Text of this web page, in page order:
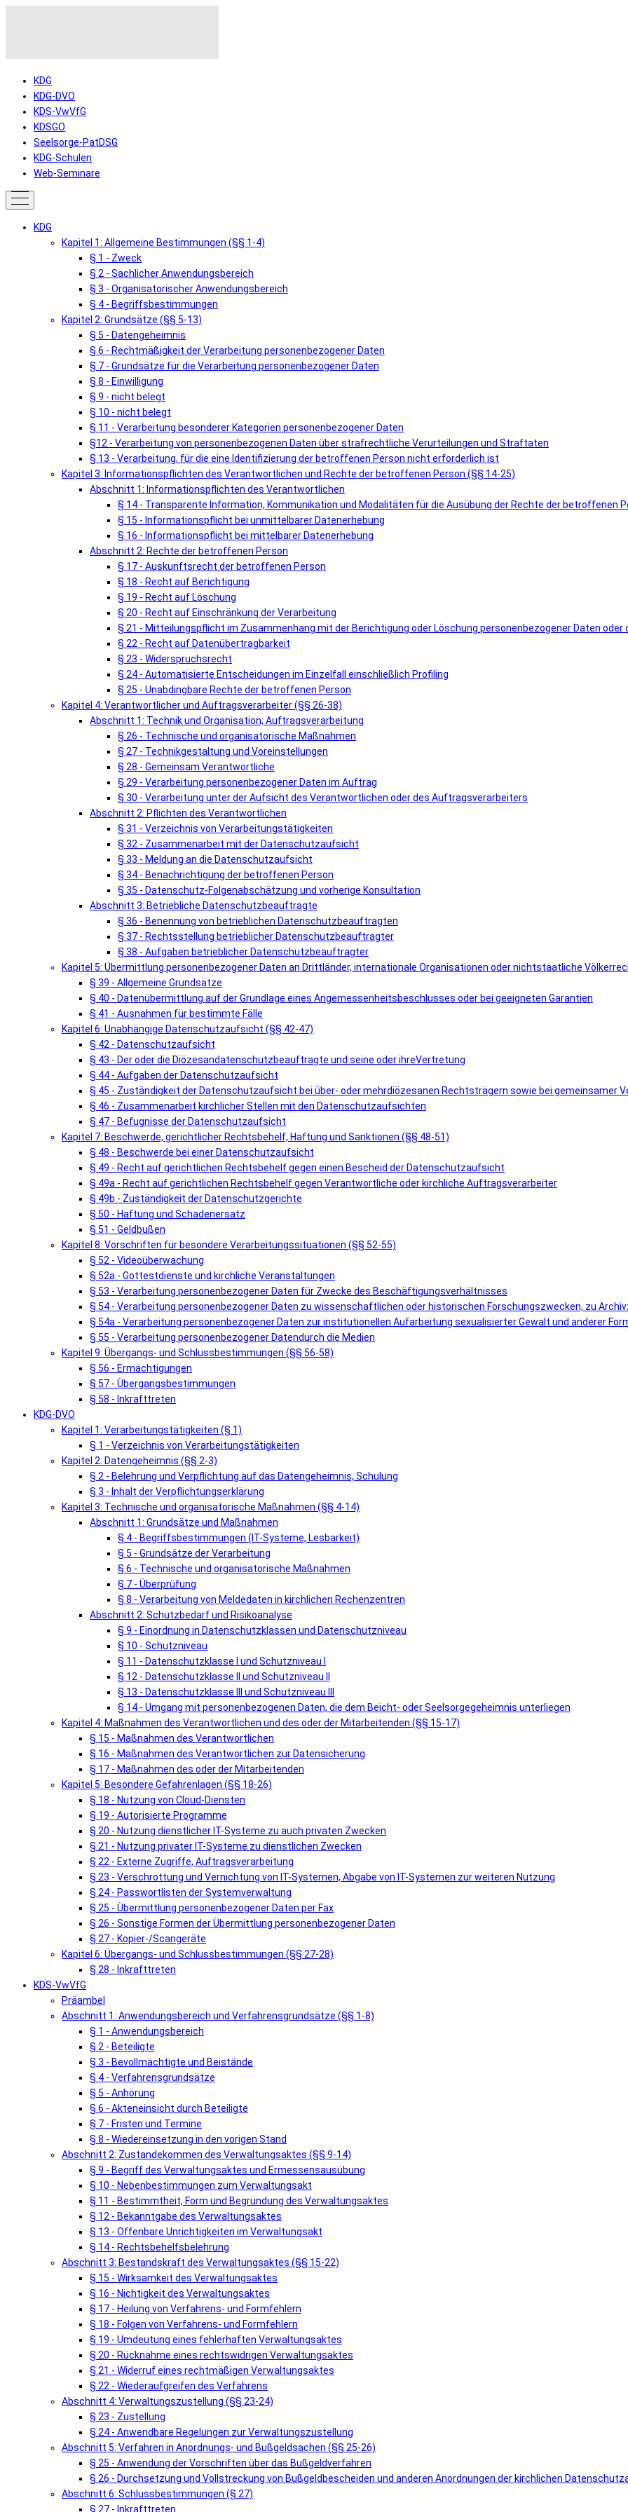
KDG
KDG-DVO
KDS-VwVfG
KDSGO
Seelsorge-PatDSG
KDG-Schulen
Web-Seminare
KDG
Kapitel 1: Allgemeine Bestimmungen (§§ 1-4)
§ 1 - Zweck
§ 2 - Sachlicher Anwendungsbereich
§ 3 - Organisatorischer Anwendungsbereich
§ 4 - Begriffsbestimmungen
Kapitel 2: Grundsätze (§§ 5-13)
§ 5 - Datengeheimnis
§ 6 - Rechtmäßigkeit der Verarbeitung personenbezogener Daten
§ 7 - Grundsätze für die Verarbeitung personenbezogener Daten
§ 8 - Einwilligung
§ 9 - nicht belegt
§ 10 - nicht belegt
§ 11 - Verarbeitung besonderer Kategorien personenbezogener Daten
§12 - Verarbeitung von personenbezogenen Daten über strafrechtliche Verurteilungen und Straftaten
§ 13 - Verarbeitung, für die eine Identifizierung der betroffenen Person nicht erforderlich ist
Kapitel 3: Informationspflichten des Verantwortlichen und Rechte der betroffenen Person (§§ 14-25)
Abschnitt 1: Informationspflichten des Verantwortlichen
§ 14 - Transparente Information, Kommunikation und Modalitäten für die Ausübung der Rechte der betroffenen
§ 15 - Informationspflicht bei unmittelbarer Datenerhebung
§ 16 - Informationspflicht bei mittelbarer Datenerhebung
Abschnitt 2: Rechte der betroffenen Person
§ 17 - Auskunftsrecht der betroffenen Person
§ 18 - Recht auf Berichtigung
§ 19 - Recht auf Löschung
§ 20 - Recht auf Einschränkung der Verarbeitung
§ 21 - Mitteilungspflicht im Zusammenhang mit der Berichtigung oder Löschung personenbezogener Daten oder
§ 22 - Recht auf Datenübertragbarkeit
§ 23 - Widerspruchsrecht
§ 24 - Automatisierte Entscheidungen im Einzelfall einschließlich Profiling
§ 25 - Unabdingbare Rechte der betroffenen Person
Kapitel 4: Verantwortlicher und Auftragsverarbeiter (§§ 26-38)
Abschnitt 1: Technik und Organisation; Auftragsverarbeitung
§ 26 - Technische und organisatorische Maßnahmen
§ 27 - Technikgestaltung und Voreinstellungen
§ 28 - Gemeinsam Verantwortliche
§ 29 - Verarbeitung personenbezogener Daten im Auftrag
§ 30 - Verarbeitung unter der Aufsicht des Verantwortlichen oder des Auftragsverarbeiters
Abschnitt 2: Pflichten des Verantwortlichen
§ 31 - Verzeichnis von Verarbeitungstätigkeiten
§ 32 - Zusammenarbeit mit der Datenschutzaufsicht
§ 33 - Meldung an die Datenschutzaufsicht
§ 34 - Benachrichtigung der betroffenen Person
§ 35 - Datenschutz-Folgenabschätzung und vorherige Konsultation
Abschnitt 3: Betriebliche Datenschutzbeauftragte
§ 36 - Benennung von betrieblichen Datenschutzbeauftragten
§ 37 - Rechtsstellung betrieblicher Datenschutzbeauftragter
§ 38 - Aufgaben betrieblicher Datenschutzbeauftragter
Kapitel 5: Übermittlung personenbezogener Daten an Drittländer, internationale Organisationen oder nichtstaatliche
§ 39 - Allgemeine Grundsätze
§ 40 - Datenübermittlung auf der Grundlage eines Angemessenheitsbeschlusses oder bei geeigneten Garantien
§ 41 - Ausnahmen für bestimmte Fälle
Kapitel 6: Unabhängige Datenschutzaufsicht (§§ 42-47)
§ 42 - Datenschutzaufsicht
§ 43 - Der oder die Diözesandatenschutzbeauftragte und seine oder ihreVertretung
§ 44 - Aufgaben der Datenschutzaufsicht
§ 45 - Zuständigkeit der Datenschutzaufsicht bei über- oder mehrdiözesanen Rechtsträgern sowie bei gemeinsamer
§ 46 - Zusammenarbeit kirchlicher Stellen mit den Datenschutzaufsichten
§ 47 - Befugnisse der Datenschutzaufsicht
Kapitel 7: Beschwerde, gerichtlicher Rechtsbehelf, Haftung und Sanktionen (§§ 48-51)
§ 48 - Beschwerde bei einer Datenschutzaufsicht
§ 49 - Recht auf gerichtlichen Rechtsbehelf gegen einen Bescheid der Datenschutzaufsicht
§ 49a - Recht auf gerichtlichen Rechtsbehelf gegen Verantwortliche oder kirchliche Auftragsverarbeiter
§ 49b - Zuständigkeit der Datenschutzgerichte
§ 50 - Haftung und Schadenersatz
§ 51 - Geldbußen
Kapitel 8: Vorschriften für besondere Verarbeitungssituationen (§§ 52-55)
§ 52 - Videoüberwachung
§ 52a - Gottestdienste und kirchliche Veranstaltungen
§ 53 - Verarbeitung personenbezogener Daten für Zwecke des Beschäftigungsverhältnisses
§ 54 - Verarbeitung personenbezogener Daten zu wissenschaftlichen oder historischen Forschungszwecken, zu
§ 54a - Verarbeitung personenbezogener Daten zur institutionellen Aufarbeitung sexualisierter Gewalt und anderer
§ 55 - Verarbeitung personenbezogener Datendurch die Medien
Kapitel 9: Übergangs- und Schlussbestimmungen (§§ 56-58)
§ 56 - Ermächtigungen
§ 57 - Übergangsbestimmungen
§ 58 - Inkrafttreten
KDG-DVO
Kapitel 1: Verarbeitungstätigkeiten (§ 1)
§ 1 - Verzeichnis von Verarbeitungstätigkeiten
Kapitel 2: Datengeheimnis (§§ 2-3)
§ 2 - Belehrung und Verpflichtung auf das Datengeheimnis, Schulung
§ 3 - Inhalt der Verpflichtungserklärung
Kapitel 3: Technische und organisatorische Maßnahmen (§§ 4-14)
Abschnitt 1: Grundsätze und Maßnahmen
§ 4 - Begriffsbestimmungen (IT-Systeme, Lesbarkeit)
§ 5 - Grundsätze der Verarbeitung
§ 6 - Technische und organisatorische Maßnahmen
§ 7 - Überprüfung
§ 8 - Verarbeitung von Meldedaten in kirchlichen Rechenzentren
Abschnitt 2: Schutzbedarf und Risikoanalyse
§ 9 - Einordnung in Datenschutzklassen und Datenschutzniveau
§ 10 - Schutzniveau
§ 11 - Datenschutzklasse I und Schutzniveau I
§ 12 - Datenschutzklasse II und Schutzniveau II
§ 13 - Datenschutzklasse III und Schutzniveau III
§ 14 - Umgang mit personenbezogenen Daten, die dem Beicht- oder Seelsorgegeheimnis unterliegen
Kapitel 4: Maßnahmen des Verantwortlichen und des oder der Mitarbeitenden (§§ 15-17)
§ 15 - Maßnahmen des Verantwortlichen
§ 16 - Maßnahmen des Verantwortlichen zur Datensicherung
§ 17 - Maßnahmen des oder der Mitarbeitenden
Kapitel 5: Besondere Gefahrenlagen (§§ 18-26)
§ 18 - Nutzung von Cloud-Diensten
§ 19 - Autorisierte Programme
§ 20 - Nutzung dienstlicher IT-Systeme zu auch privaten Zwecken
§ 21 - Nutzung privater IT-Systeme zu dienstlichen Zwecken
§ 22 - Externe Zugriffe, Auftragsverarbeitung
§ 23 - Verschrottung und Vernichtung von IT-Systemen, Abgabe von IT-Systemen zur weiteren Nutzung
§ 24 - Passwortlisten der Systemverwaltung
§ 25 - Übermittlung personenbezogener Daten per Fax
§ 26 - Sonstige Formen der Übermittlung personenbezogener Daten
§ 27 - Kopier-/Scangeräte
Kapitel 6: Übergangs- und Schlussbestimmungen (§§ 27-28)
§ 28 - Inkrafttreten
KDS-VwVfG
Präambel
Abschnitt 1: Anwendungsbereich und Verfahrensgrundsätze (§§ 1-8)
§ 1 - Anwendungsbereich
§ 2 - Beteiligte
§ 3 - Bevollmächtigte und Beistände
§ 4 - Verfahrensgrundsätze
§ 5 - Anhörung
§ 6 - Akteneinsicht durch Beteiligte
§ 7 - Fristen und Termine
§ 8 - Wiedereinsetzung in den vorigen Stand
Abschnitt 2: Zustandekommen des Verwaltungsaktes (§§ 9-14)
§ 9 - Begriff des Verwaltungsaktes und Ermessensausübung
§ 10 - Nebenbestimmungen zum Verwaltungsakt
§ 11 - Bestimmtheit, Form und Begründung des Verwaltungsaktes
§ 12 - Bekanntgabe des Verwaltungsaktes
§ 13 - Offenbare Unrichtigkeiten im Verwaltungsakt
§ 14 - Rechtsbehelfsbelehrung
Abschnitt 3: Bestandskraft des Verwaltungsaktes (§§ 15-22)
§ 15 - Wirksamkeit des Verwaltungsaktes
§ 16 - Nichtigkeit des Verwaltungsaktes
§ 17 - Heilung von Verfahrens- und Formfehlern
§ 18 - Folgen von Verfahrens- und Formfehlern
§ 19 - Umdeutung eines fehlerhaften Verwaltungsaktes
§ 20 - Rücknahme eines rechtswidrigen Verwaltungsaktes
§ 21 - Widerruf eines rechtmäßigen Verwaltungsaktes
§ 22 - Wiederaufgreifen des Verfahrens
Abschnitt 4: Verwaltungszustellung (§§ 23-24)
§ 23 - Zustellung
§ 24 - Anwendbare Regelungen zur Verwaltungszustellung
Abschnitt 5: Verfahren in Anordnungs- und Bußgeldsachen (§§ 25-26)
§ 25 - Anwendung der Vorschriften über das Bußgeldverfahren
§ 26 - Durchsetzung und Vollstreckung von Bußgeldbescheiden und anderen Anordnungen der kirchlichen
Abschnitt 6: Schlussbestimmungen (§ 27)
§ 27 - Inkrafttreten